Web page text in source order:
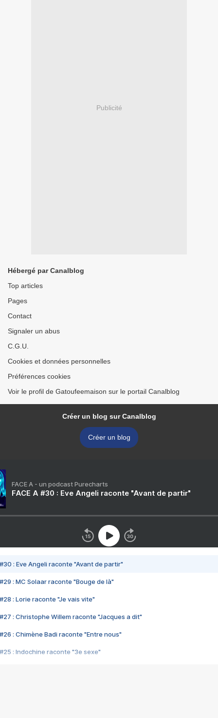
Publicité
Hébergé par Canalblog
Top articles
Pages
Contact
Signaler un abus
C.G.U.
Cookies et données personnelles
Préférences cookies
Voir le profil de Gatoufeemaison sur le portail Canalblog
Créer un blog sur Canalblog
Créer un blog
FACE A - un podcast Purecharts
FACE A #30 : Eve Angeli raconte "Avant de partir"
#30 : Eve Angeli raconte "Avant de partir"
#29 : MC Solaar raconte "Bouge de là"
#28 : Lorie raconte "Je vais vite"
#27 : Christophe Willem raconte "Jacques a dit"
#26 : Chimène Badi raconte "Entre nous"
#25 : Indochine raconte "3e sexe"